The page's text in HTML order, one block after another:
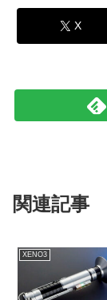
X
関連記事
XENO3